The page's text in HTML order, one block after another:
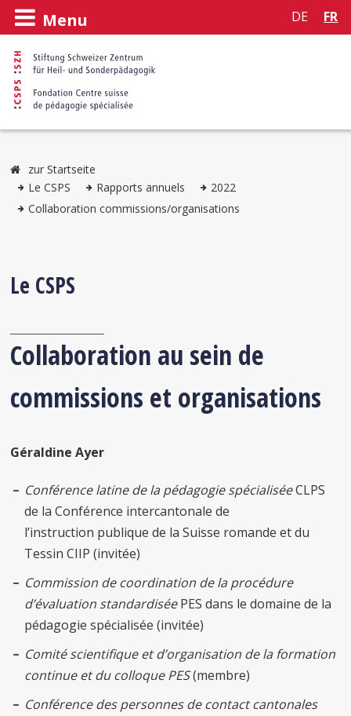
Menu DE FR
zur Startseite
Le CSPS
Rapports annuels
2022
Collaboration commissions/organisations
Le CSPS
Collaboration au sein de
commissions et organisations
Géraldine Ayer
Conférence latine de la pédagogie spécialiséeCLPS
de la Conférence intercantonale de
l’instruction publique de la Suisse romande et du
Tessin CIIP (invitée)
Commission de coordination de la procédure
d’évaluation standardiséePES dans le domaine de la
pédagogie spécialisée (invitée)
Comité scientifique et d’organisation de la formation
continue et du colloque PES(membre)
Conférence des personnes de contact cantonales